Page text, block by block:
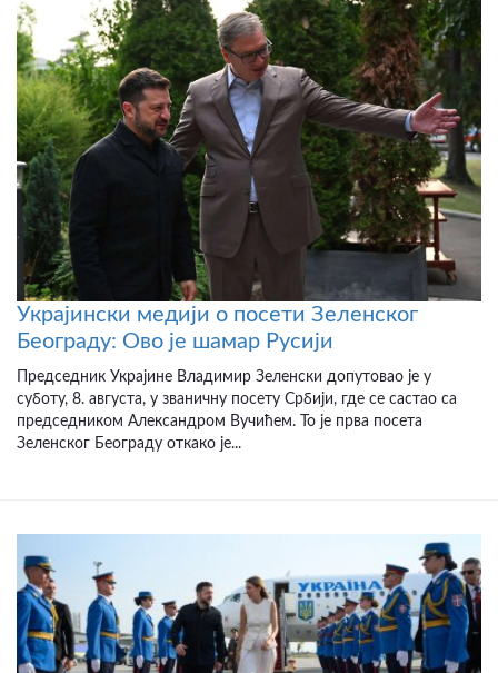
Украјински медији о посети Зеленског
Београду: Ово је шамар Русији
Председник Украјине Владимир Зеленски допутовао је у
суботу, 8. августа, у званичну посету Србији, где се састао са
председником Александром Вучићем. То је прва посета
Зеленског Београду откако је...